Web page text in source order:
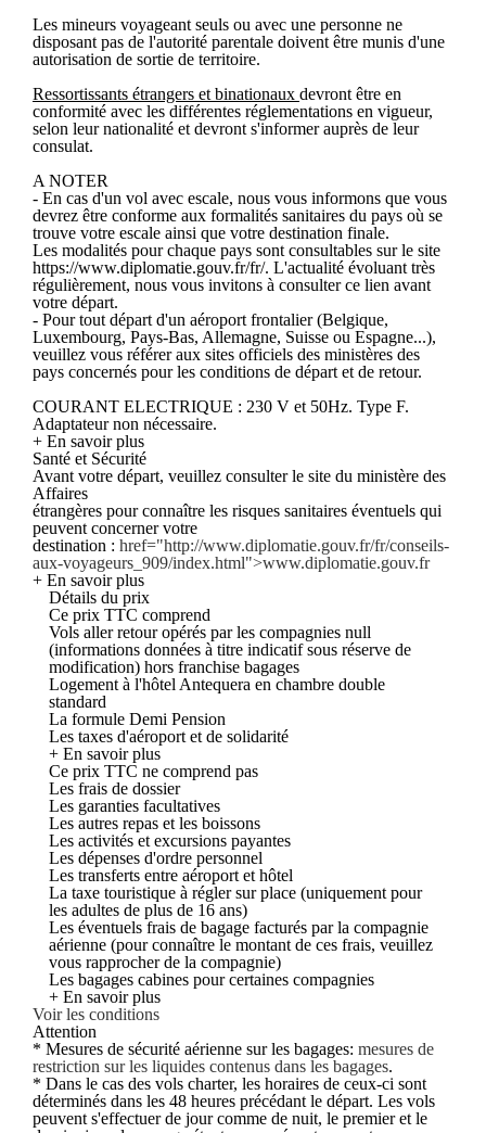
Les mineurs voyageant seuls ou avec une personne ne
disposant pas de l'autorité parentale doivent être munis d'une
autorisation de sortie de territoire.
Ressortissants étrangers et binationaux devront être en
conformité avec les différentes réglementations en vigueur,
selon leur nationalité et devront s'informer auprès de leur
consulat.
A NOTER
- En cas d'un vol avec escale, nous vous informons que vous
devrez être conforme aux formalités sanitaires du pays où se
trouve votre escale ainsi que votre destination finale.
Les modalités pour chaque pays sont consultables sur le site
https://www.diplomatie.gouv.fr/fr/. L'actualité évoluant très
régulièrement, nous vous invitons à consulter ce lien avant
votre départ.
- Pour tout départ d'un aéroport frontalier (Belgique,
Luxembourg, Pays-Bas, Allemagne, Suisse ou Espagne...),
veuillez vous référer aux sites officiels des ministères des
pays concernés pour les conditions de départ et de retour.
COURANT ELECTRIQUE : 230 V et 50Hz. Type F.
Adaptateur non nécessaire.
+ En savoir plus
Santé et Sécurité
Avant votre départ, veuillez consulter le site du ministère des
Affaires
étrangères pour connaître les risques sanitaires éventuels qui
peuvent concerner votre
destination : href="http://www.diplomatie.gouv.fr/fr/conseils-
aux-voyageurs_909/index.html">www.diplomatie.gouv.fr
+ En savoir plus
Détails du prix
Ce prix TTC comprend
Vols aller retour opérés par les compagnies null
(informations données à titre indicatif sous réserve de
modification) hors franchise bagages
Logement à l'hôtel Antequera en chambre double
standard
La formule Demi Pension
Les taxes d'aéroport et de solidarité
+ En savoir plus
Ce prix TTC ne comprend pas
Les frais de dossier
Les garanties facultatives
Les autres repas et les boissons
Les activités et excursions payantes
Les dépenses d'ordre personnel
Les transferts entre aéroport et hôtel
La taxe touristique à régler sur place (uniquement pour
les adultes de plus de 16 ans)
Les éventuels frais de bagage facturés par la compagnie
aérienne (pour connaître le montant de ces frais, veuillez
vous rapprocher de la compagnie)
Les bagages cabines pour certaines compagnies
+ En savoir plus
Voir les conditions
Attention
* Mesures de sécurité aérienne sur les bagages: mesures de
restriction sur les liquides contenus dans les bagages.
* Dans le cas des vols charter, les horaires de ceux-ci sont
déterminés dans les 48 heures précédant le départ. Les vols
peuvent s'effectuer de jour comme de nuit, le premier et le